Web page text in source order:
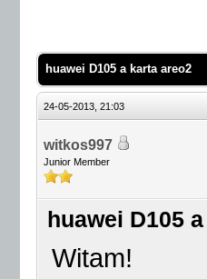
huawei D105 a karta areo2
24-05-2013, 21:03
witkos997
Junior Member
huawei D105
Witam!